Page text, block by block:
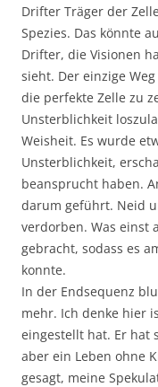
Drifter Träger der
Spezies. Das könnte
Drifter, die Visionen
sieht. Der einzige
die perfekte Zelle zu
Unsterblichkeit
Weisheit. Es wurde
Unsterblichkeit,
beansprucht haben.
darum geführt. Neid
verdorben. Was einst
gebracht, sodass es
konnte.
In der Endsequenz
mehr. Ich denke hier
eingestellt hat. Er hat
aber ein Leben ohne
gesagt, meine